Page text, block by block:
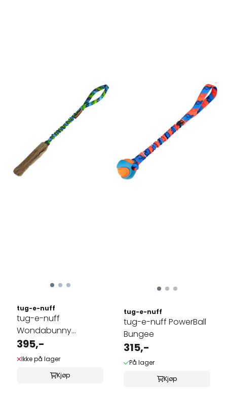
tug-e-nuff
tug-e-nuff
Wondabunny
Bungee med
kaninpels
395,-
Ikke på lager
Kjøp
tug-e-nuff
tug-e-nuff PowerBall
Bungee
315,-
På lager
Kjøp